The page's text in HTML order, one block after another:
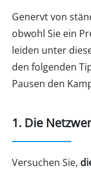
Genervt von
obwohl Sie ein
leiden unter
den folgenden
Pausen den
1. Die
Versuchen Sie,